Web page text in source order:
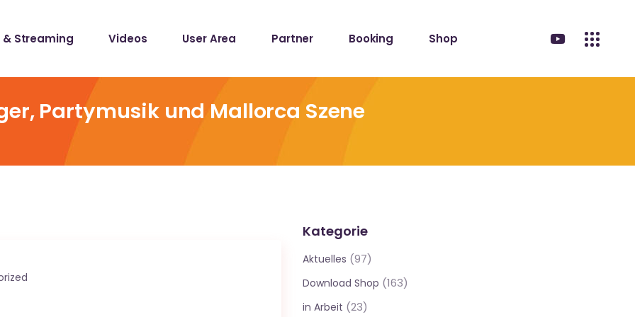
& Streaming Videos User Area Partner Booking Shop
Partymusik und Mallorca Szene
Kategorie
Aktuelles (97)
Download Shop (163)
in Arbeit (23)